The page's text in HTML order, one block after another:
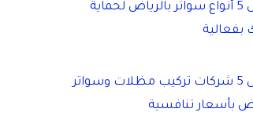
أفضل 5 أنواع سواتر بالرياض لحماية
بفعالية
أفضل 5 شركات تركيب مظلات وسواتر
بأسعار تنافسية